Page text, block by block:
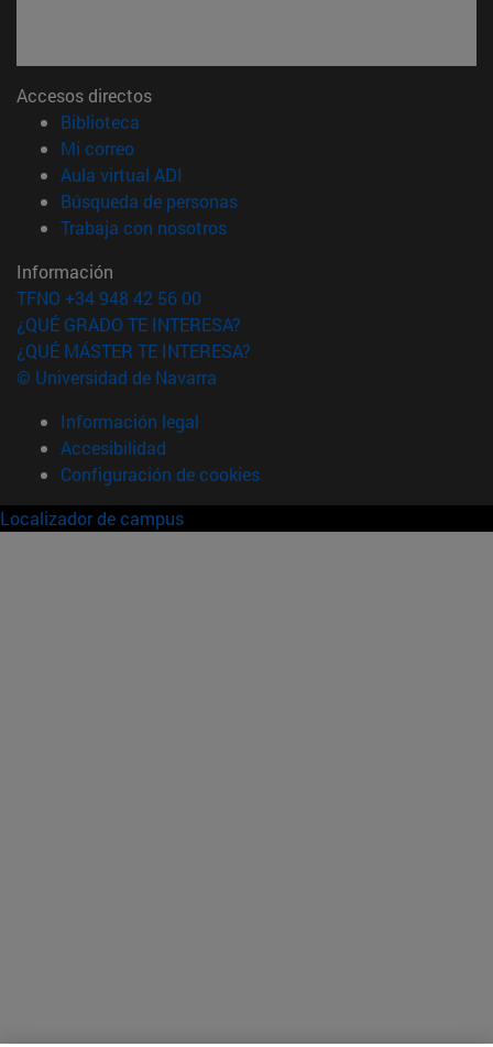
Accesos directos
Biblioteca
Mi correo(abre en nueva ventana)
Aula virtual ADI
Búsqueda de personas(abre en nueva ventana)
Trabaja con nosotros(abre en nueva ventana)
Información
TFNO +34 948 42 56 00
¿QUÉ GRADO TE INTERESA?
¿QUÉ MÁSTER TE INTERESA?
© Universidad de Navarra
Información legal
Accesibilidad
Configuración de cookies
Localizador de campus